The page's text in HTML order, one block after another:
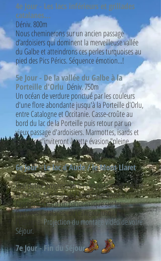
4e Jour - Les lacs inférieurs et grillades
catalanes…
Déniv. 800m
Nous cheminerons sur un ancien passage
d’ardoisiers qui dominent la merveilleuse vallée
du Galbe et atteindrons ces perles turquoises au
pied des Pics Pérics. Séquence émotion...!
5e Jour - De la vallée du Galbe à la
Porteille d'Orlu Déniv. 750m
Un océan de verdure ponctué par les couleurs
d'une flore abondante jusqu'à la Porteille d'Orlu,
entre Catalogne et Occitanie. Casse-croûte au
bord du lac de la Porteille puis retour par un
vieux passage d'ardoisiers. Marmottes, isards et
vautours s'inviteront à cette évasion "pleine
nature".
6e Jour - Le lac d'Aude / le Mont Llaret
Déniv. 500m
Une douce progression vers les sources de l'Aude
et son lac. Modeste, le Llaret nous invite à
l'ascension pour un panoramique sur les
Pyrénées Catalanes, du Canigou jusqu'à
l'Espagne. Projection du montage Vidéo de votre
Séjour.
7e Jour - Fin du Séjour